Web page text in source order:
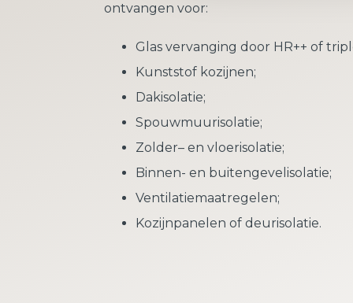
ontvangen voor:
Glas vervanging door HR++ of
Kunststof kozijnen;
Dakisolatie;
Spouwmuurisolatie;
Zolder– en vloerisolatie;
Binnen- en buitengevelisolatie;
Ventilatiemaatregelen;
Kozijnpanelen of deurisolatie.